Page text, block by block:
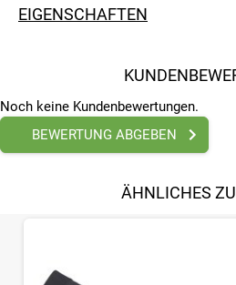
EIGENSCHAFTEN
Noch keine Kundenbewertungen.
BEWERTUNG ABGEBEN
ÄHNLICHES